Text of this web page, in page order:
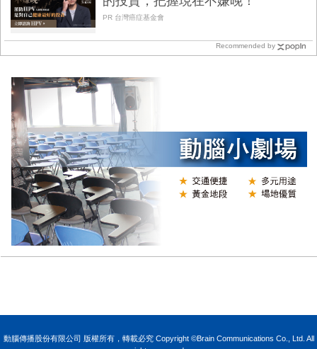
PR 台灣癌症基金會
Recommended by
動腦傳播股份有限公司 版權所有，轉載必究 Copyright ©Brain Communications Co., Ltd. All